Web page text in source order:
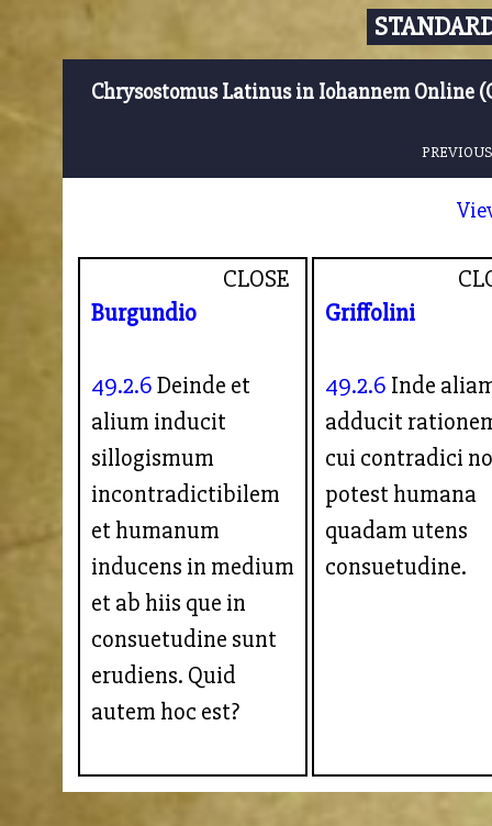
Chrysostomus Latinus in Iohannem Online
CLOSE
Burgundio
49.2.6Deinde et
alium inducit
sillogismum
incontradictibilem
et humanum
inducens in medium
et ab hiis que in
consuetudine sunt
erudiens. Quid
autem hoc est?
Griffolini
49.2.6 Inde
adducit
cui contradici
potest humana
quadam utens
consuetudine.